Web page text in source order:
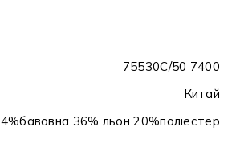
75530C/50 7400
Китай
36% льон 20%поліестер